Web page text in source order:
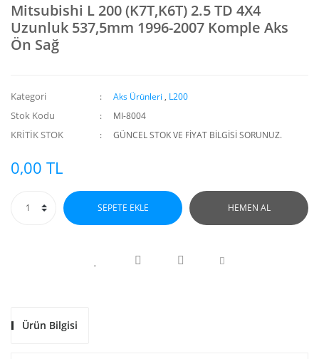
Mitsubishi L 200 (K7T,K6T) 2.5 TD 4X4
Uzunluk 537,5mm 1996-2007 Komple Aks
Ön Sağ
Kategori Aks Ürünleri , L200
Stok Kodu MI-8004
KRİTİK STOK GÜNCEL STOK VE FİYAT BİLGİSİ SORUNUZ.
0,00 TL
SEPETE EKLE HEMEN AL
Ürün Bilgisi